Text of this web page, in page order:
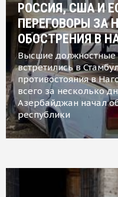
РОССИЯ, США И
ПЕРЕГОВОРЫ ЗА
ОБОСТРЕНИЯ В
Высшие должностные
встретились в
противостояния в
всего за несколько
Азербайджан начал
республики